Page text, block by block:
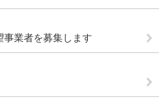
事業者を募集します